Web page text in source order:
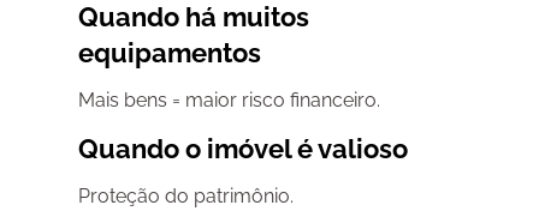
Quando há muitos
equipamentos
Mais bens = maior risco financeiro.
Quando o imóvel é valioso
Proteção do patrimônio.